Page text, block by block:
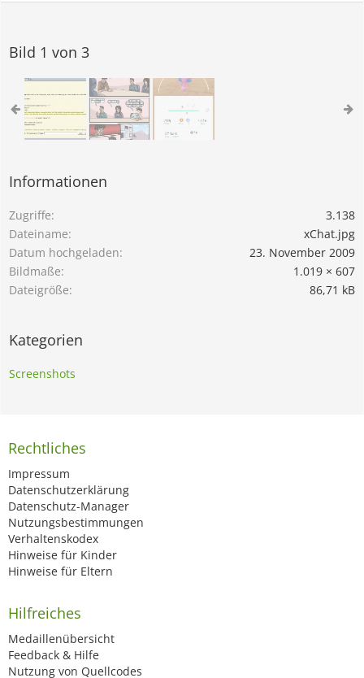
Bild 1 von 3
Informationen
Zugriffe
3.138
Dateiname
xChat.jpg
Datum hochgeladen
23. November 2009
Bildmaße
1.019 × 607
Dateigröße
86,71 kB
Kategorien
Screenshots
Rechtliches
Impressum
Datenschutzerklärung
Datenschutz-Manager
Nutzungsbestimmungen
Verhaltenskodex
Hinweise für Kinder
Hinweise für Eltern
Hilfreiches
Medaillenübersicht
Feedback & Hilfe
Nutzung von Quellcodes